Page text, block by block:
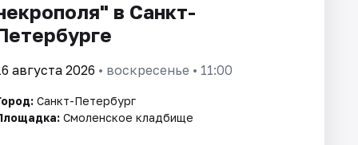
в Санкт-
августа 2026 • воскресенье • 11:00
Санкт-Петербург
Смоленское кладбище